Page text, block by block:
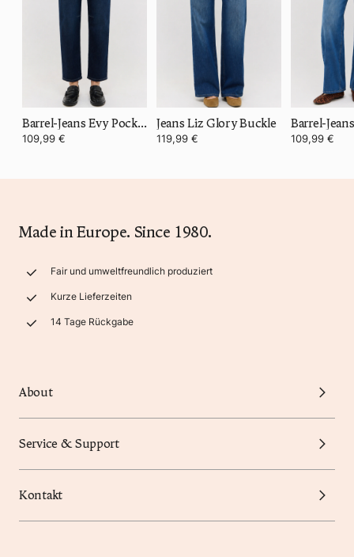
Barrel-Jeans Evy Pocket
109,99 €
Jeans Liz Glory Buckle
119,99 €
Barrel-
109,99 €
Made in Europe. Since 1980.
Fair und umweltfreundlich produziert
Kurze Lieferzeiten
14 Tage Rückgabe
About
Service & Support
Kontakt